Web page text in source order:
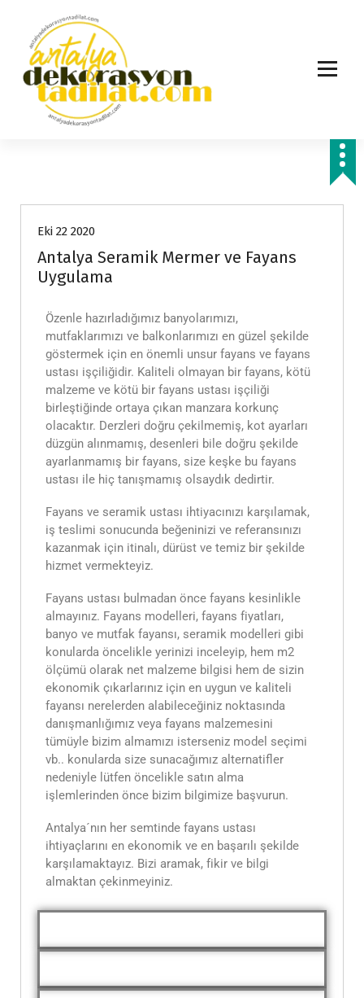
Eki 22 2020
Antalya Seramik Mermer ve Fayans
Uygulama
Özenle hazırladığımız banyolarımızı,
mutfaklarımızı ve balkonlarımızı en güzel şekilde
göstermek için en önemli unsur fayans ve fayans
ustası işçiliğidir. Kaliteli olmayan bir fayans, kötü
malzeme ve kötü bir fayans ustası işçiliği
birleştiğinde ortaya çıkan manzara korkunç
olacaktır. Derzleri doğru çekilmemiş, kot ayarları
düzgün alınmamış, desenleri bile doğru şekilde
ayarlanmamış bir fayans, size keşke bu fayans
ustası ile hiç tanışmamış olsaydık dedirtir.
Fayans ve seramik ustası ihtiyacınızı karşılamak,
iş teslimi sonucunda beğeninizi ve referansınızı
kazanmak için itinalı, dürüst ve temiz bir şekilde
hizmet vermekteyiz.
Fayans ustası bulmadan önce fayans kesinlikle
almayınız. Fayans modelleri, fayans fiyatları,
banyo ve mutfak fayansı, seramik modelleri gibi
konularda öncelikle yerinizi inceleyip, hem m2
ölçümü olarak net malzeme bilgisi hem de sizin
ekonomik çıkarlarınız için en uygun ve kaliteli
fayansı nerelerden alabileceğiniz noktasında
danışmanlığımız veya fayans malzemesini
tümüyle bizim almamızı isterseniz model seçimi
vb.. konularda size sunacağımız alternatifler
nedeniyle lütfen öncelikle satın alma
işlemlerinden önce bizim bilgimize başvurun.
Antalya´nın her semtinde fayans ustası
ihtiyaçlarını en ekonomik ve en başarılı şekilde
karşılamaktayız. Bizi aramak, fikir ve bilgi
almaktan çekinmeyiniz.